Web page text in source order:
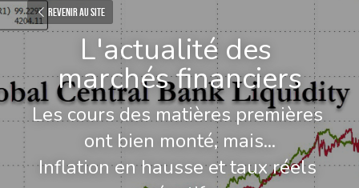
Revenir au site
L'actualité des
marchés financiers
Les cours des matières premières
ont bien monté, mais...
Inflation en hausse et taux réels